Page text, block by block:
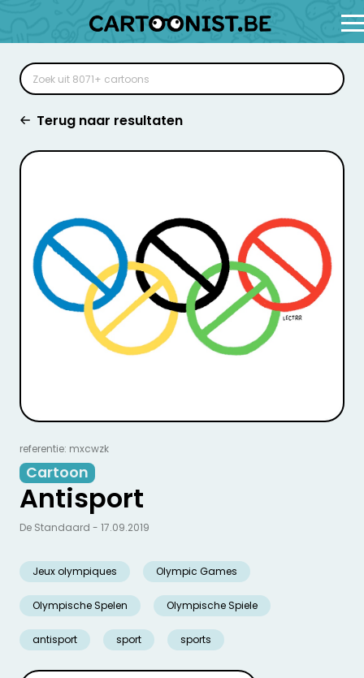
Terug naar resultaten
referentie: mxcwzk
Cartoon
Antisport
Jeux olympiques Olympic Games
Olympische Spelen Olympische Spiele
antisport sport sports
De Standaard - 17.09.2019